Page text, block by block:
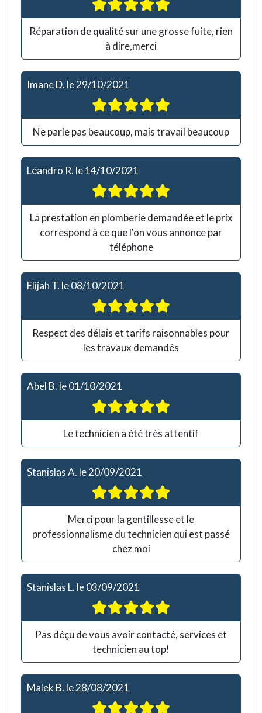
Réparation de qualité sur une grosse fuite, rien
à dire,merci
Imane D. le29/10/2021
Ne parle pas beaucoup, mais travail beaucoup
Léandro R. le14/10/2021
La prestation en plomberie demandée et le prix
correspond à ce que l'on vous annonce par
téléphone
Elijah T. le08/10/2021
Respect des délais et tarifs raisonnables pour
les travaux demandés
Abel B. le01/10/2021
Le technicien a été très attentif
Stanislas A. le20/09/2021
Merci pour la gentillesse et le
professionnalisme du technicien qui est passé
chez moi
Stanislas L. le03/09/2021
Pas déçu de vous avoir contacté, services et
technicien au top!
Malek B. le28/08/2021